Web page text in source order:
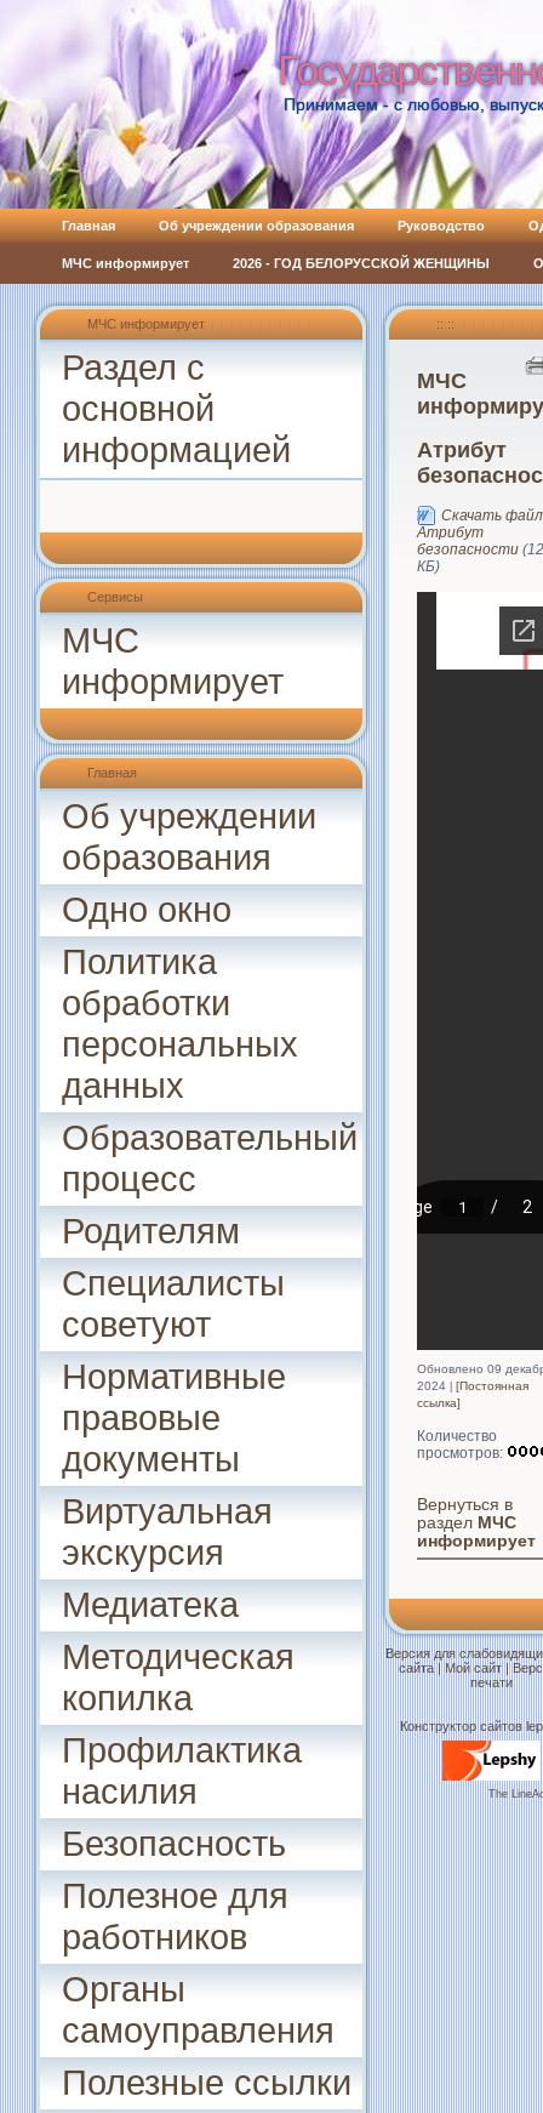
Принимаем - с любовью,
Главная Об учреждении образования Руководство
МЧС информирует 2026 - ГОД БЕЛОРУССКОЙ ЖЕНЩИНЫ
МЧС информирует
Раздел с
основной
информацией
Сервисы
МЧС
информирует
Главная
Об учреждении
образования
Одно окно
Политика
обработки
персональных
данных
Образовательный
процесс
Родителям
Специалисты
советуют
Нормативные
правовые
документы
Виртуальная
экскурсия
Медиатека
Методическая
копилка
Профилактика
насилия
Безопасность
Полезное для
работников
Органы
самоуправления
Полезные ссылки
:: ::
МЧС
Атрибут
Скачать
Атрибут
безопасности
КБ)
Обновлено 09
2024
[Постоянная
ссылка]
Количество
просмотров:
Вернуться в
раздел МЧС
информирует
Версия для
сайта | Мой сайт |
печати
Конструктор сайтов
The